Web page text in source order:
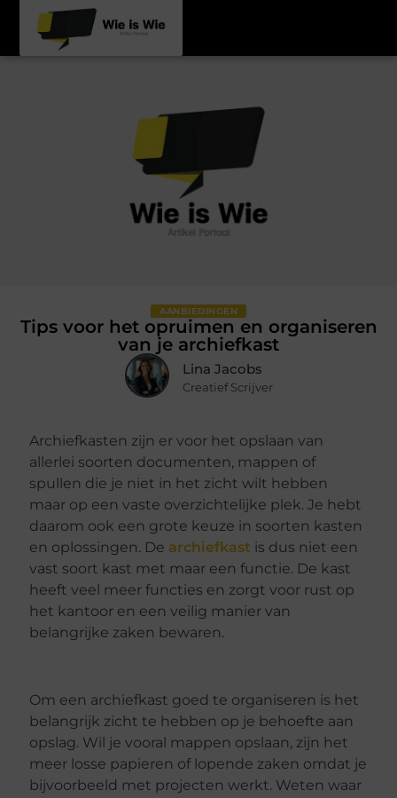
AANBIEDINGEN
Tips voor het opruimen en organiseren
van je archiefkast
Lina Jacobs
Creatief Scrijver
Archiefkasten zijn er voor het opslaan van
allerlei soorten documenten, mappen of
spullen die je niet in het zicht wilt hebben
maar op een vaste overzichtelijke plek. Je hebt
daarom ook een grote keuze in soorten kasten
en oplossingen. De archiefkast is dus niet een
vast soort kast met maar een functie. De kast
heeft veel meer functies en zorgt voor rust op
het kantoor en een veilig manier van
belangrijke zaken bewaren.
Om een archiefkast goed te organiseren is het
belangrijk zicht te hebben op je behoefte aan
opslag. Wil je vooral mappen opslaan, zijn het
meer losse papieren of lopende zaken omdat je
bijvoorbeeld met projecten werkt. Weten waar